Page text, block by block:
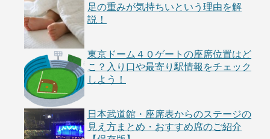
足の重みが気持ちいという理由を解
説！
東京ドーム４０ゲートの座席位置はど
こ？入り口や最寄り駅情報をチェック
しよう！
日本武道館・座席表からのステージの
見え方まとめ・おすすめ席のご紹介